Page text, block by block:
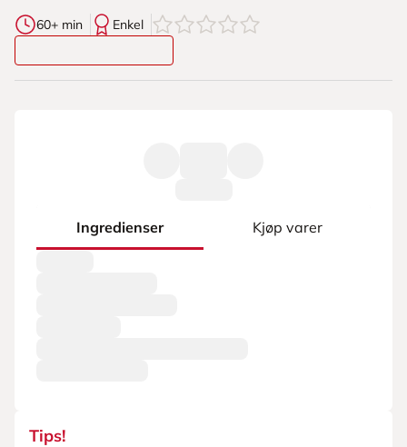
60+ min Enkel 0av5stjerner
Ingredienser Kjøp varer
Tips!